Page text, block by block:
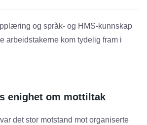
og språk- og HMS-kunnskap
arbeidstakerne kom tydelig fram i
enighet om mottiltak
det stor motstand mot organiserte